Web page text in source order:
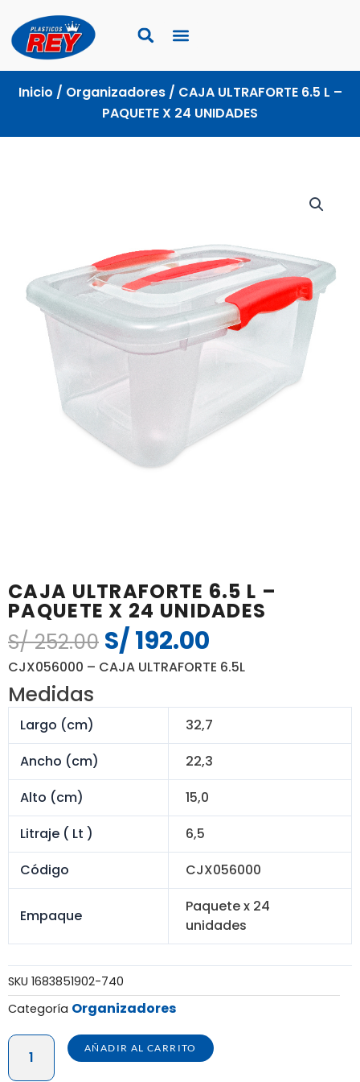
contenido
Inicio / Organizadores/ CAJA ULTRAFORTE 6.5 L –
PAQUETE X 24 UNIDADES
CAJA ULTRAFORTE 6.5 L –
PAQUETE X 24 UNIDADES
S/252.00 El
precio
era:
S/ 252.00.
S/192.00
precio
es:
S/ 192.00.
CJX056000 – CAJA ULTRAFORTE 6.5L
Medidas
Largo (cm)
32,7
Ancho (cm)
22,3
Alto (cm)
15,0
Litraje ( Lt )
6,5
Código
CJX056000
Empaque
Paquete x 24
unidades
SKU 1683851902-740
Categoría Organizadores
CAJA
ULTRAFORTE
AÑADIR AL CARRITO